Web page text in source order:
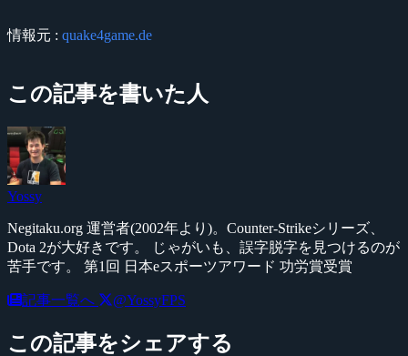
情報元 : quake4game.de
この記事を書いた人
Yossy
Negitaku.org 運営者(2002年より)。Counter-Strikeシリーズ、
Dota 2が大好きです。 じゃがいも、誤字脱字を見つけるのが
苦手です。 第1回 日本eスポーツアワード 功労賞受賞
記事一覧へ @YossyFPS
この記事をシェアする